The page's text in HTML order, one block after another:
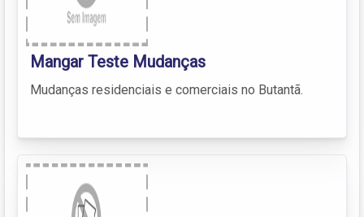
Mangar Teste Mudanças
Mudanças residenciais e comerciais no Butantã.